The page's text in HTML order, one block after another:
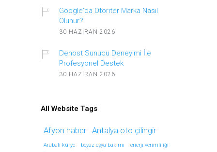
Google'da Otoriter Marka Nasıl
Olunur?
30 HAZIRAN 2026
Dehost Sunucu Deneyimi İle
Profesyonel Destek
30 HAZIRAN 2026
All Website Tags
Afyon haber Antalya oto çilingir
Arabalı kurye beyaz eşya bakımı enerji verimliliği